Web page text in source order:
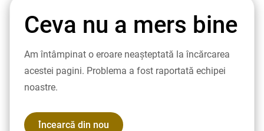
Ceva nu a mers bine
Am întâmpinat o eroare neașteptată la încărcarea
acestei pagini. Problema a fost raportată echipei
noastre.
Încearcă din nou